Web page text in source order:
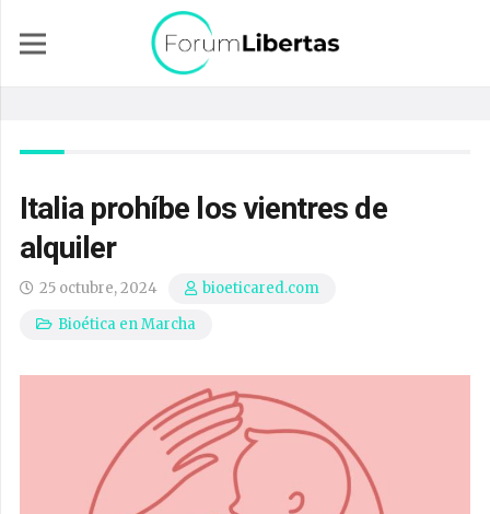
Italia prohíbe los vientres de
alquiler
25 octubre, 2024
bioeticared.com
Bioética en Marcha